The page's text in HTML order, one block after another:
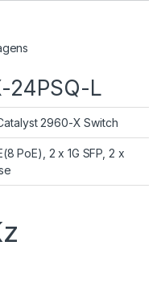
24PSQ-L
2960-X Switch
PoE), 2 x 1G SFP, 2 x